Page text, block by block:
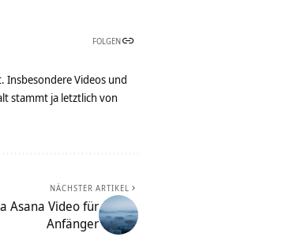
FOLGEN
Insbesondere Videos und
stammt ja letztlich von
NÄCHSTER ARTIKEL
Asana Video für
Anfänger